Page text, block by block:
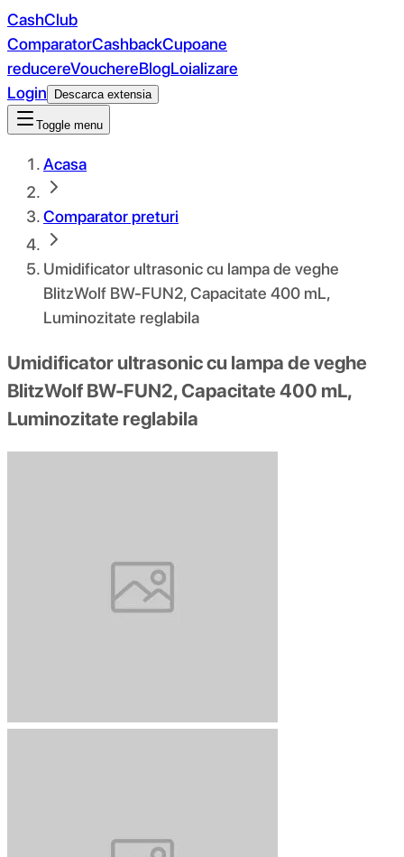
CashClub
ComparatorCashbackCupoane
reducereVouchereBlogLoializare
Login
Descarca extensia
Toggle menu
Acasa
Comparator preturi
Umidificator ultrasonic cu lampa de veghe
BlitzWolf BW-FUN2, Capacitate 400 mL,
Luminozitate reglabila
Umidificator ultrasonic cu lampa de veghe
BlitzWolf BW-FUN2, Capacitate 400 mL,
Luminozitate reglabila